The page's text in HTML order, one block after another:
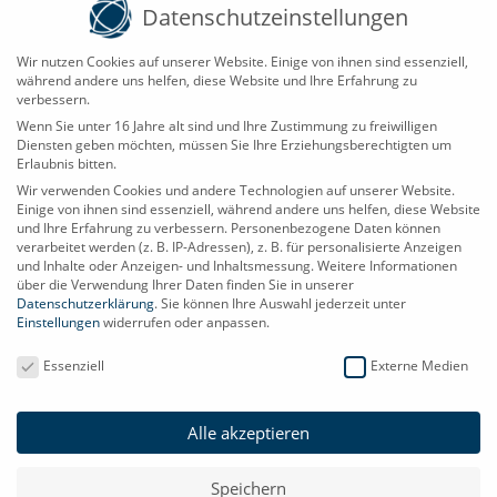
3 Funktionsversionen per App einstellbar
Z
Smartphone

Datenschutzeinstellungen
Wir nutzen Cookies auf unserer Website. Einige von ihnen sind essenziell,
während andere uns helfen, diese Website und Ihre Erfahrung zu
verbessern.
Wenn Sie unter 16 Jahre alt sind und Ihre Zustimmung zu freiwilligen
Diensten geben möchten, müssen Sie Ihre Erziehungsberechtigten um
Erlaubnis bitten.
Wir verwenden Cookies und andere Technologien auf unserer Website.
Einige von ihnen sind essenziell, während andere uns helfen, diese Website
und Ihre Erfahrung zu verbessern. Personenbezogene Daten können
verarbeitet werden (z. B. IP-Adressen), z. B. für personalisierte Anzeigen
und Inhalte oder Anzeigen- und Inhaltsmessung.Weitere Informationen
über die Verwendung Ihrer Daten finden Sie in unserer
Datenschutzerklärung.Sie können Ihre Auswahl jederzeit unter
Einstellungenwiderrufen oder anpassen.
Datenschutzeinstellungen
Essenziell Externe Medien
Alle akzeptieren
Speichern